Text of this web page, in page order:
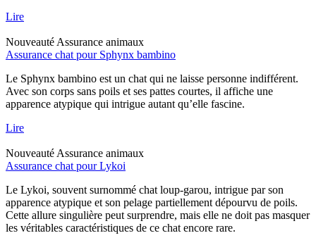
Lire
Nouveauté Assurance animaux
Assurance chat pour Sphynx bambino
Le Sphynx bambino est un chat qui ne laisse personne indifférent.
Avec son corps sans poils et ses pattes courtes, il affiche une
apparence atypique qui intrigue autant qu’elle fascine.
Lire
Nouveauté Assurance animaux
Assurance chat pour Lykoi
Le Lykoi, souvent surnommé chat loup-garou, intrigue par son
apparence atypique et son pelage partiellement dépourvu de poils.
Cette allure singulière peut surprendre, mais elle ne doit pas masquer
les véritables caractéristiques de ce chat encore rare.